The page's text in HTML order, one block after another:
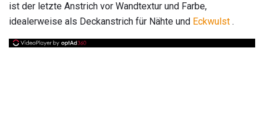
ist der letzte Anstrich vor Wandtextur und Farbe,
idealerweise als Deckanstrich für Nähte und Eckwulst .